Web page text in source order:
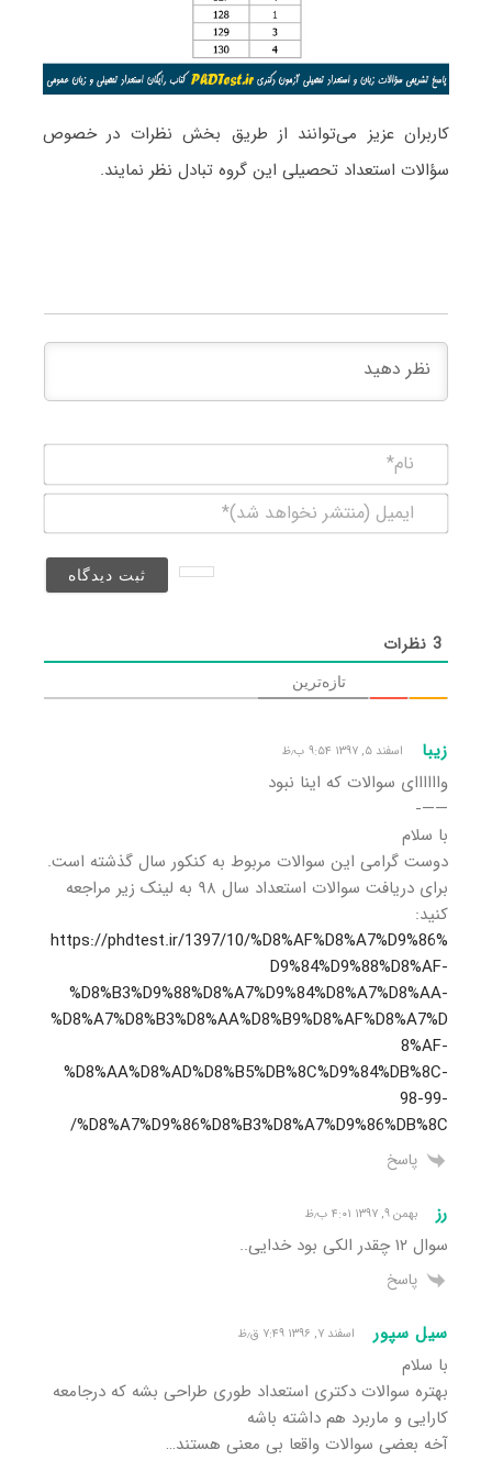
کاربران عزیز می‌توانند از طریق بخش نظرات در خصوص
سؤالات استعداد تحصیلی این گروه تبادل نظر نمایند.
(منتشر
3 نظرات
تازه‌ترین
زیبا اسفند ۵, ۱۳۹۷ ۹:۵۴ ب٫ظ
واااااای سوالات که اینا نبود
——-
با سلام
دوست گرامی این سوالات مربوط به کنکور سال گذشته است.
برای دریافت سوالات استعداد سال ۹۸ به لینک زیر مراجعه
کنید:
https://phdtest.ir/1397/10/%D8%AF%D8%A7%D9%86%
D9%84%D9%88%D8%AF-
%D8%B3%D9%88%D8%A7%D9%84%D8%A7%D8%AA-
%D8%A7%D8%B3%D8%AA%D8%B9%D8%AF%D8%A7%D
8%AF-
%D8%AA%D8%AD%D8%B5%DB%8C%D9%84%DB%8C-
98-99-
%D8%A7%D9%86%D8%B3%D8%A7%D9%86%DB%8C/
پاسخ
رز بهمن ۹, ۱۳۹۷ ۴:۰۱ ب٫ظ
سوال ۱۲ چقدر الکی بود خدایی..
پاسخ
سیل سپور اسفند ۷, ۱۳۹۶ ۷:۴۹ ق٫ظ
با سلام
بهتره سوالات دکتری استعداد طوری طراحی بشه که درجامعه
کارایی و ماربرد هم داشته باشه
آخه بعضی سوالات واقعا بی معنی هستند…